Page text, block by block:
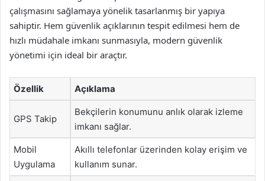
çalışmasını sağlamaya yönelik tasarlanmış bir yapıya
sahiptir. Hem güvenlik açıklarının tespit edilmesi hem de
hızlı müdahale imkanı sunmasıyla, modern güvenlik
yönetimi için ideal bir araçtır.
Özellik Açıklama
GPS Takip
Bekçilerin konumunu anlık olarak izleme
imkanı sağlar.
Mobil
Uygulama
Akıllı telefonlar üzerinden kolay erişim ve
kullanım sunar.